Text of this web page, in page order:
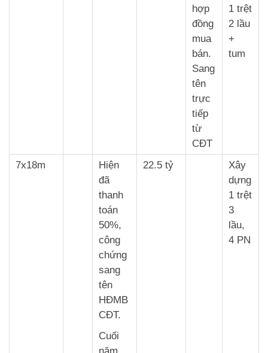
hợp
đồng
mua
bán.
Sang
tên
trực
tiếp
từ
CĐT
1 trệt
2 lầu
+
tum
7x18m
Hiện
đã
thanh
toán
50%,
công
chứng
sang
tên
HĐMB
CĐT.
Cuối
22.5 tỷ
Xây
dựng
1 trệt
3
lầu,
4 PN